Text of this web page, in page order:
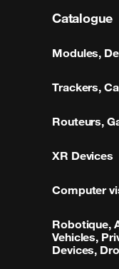
Catalogue
Modules,
Trackers,
Routeurs,
XR Devices
Computer
Robotique,
Vehicles,
Devices,